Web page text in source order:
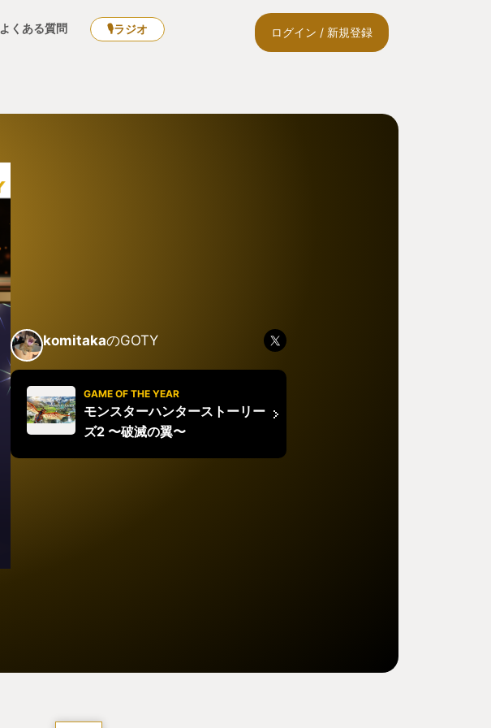
よくある質問 🎙ラジオ ログイン / 新規登録
komitakaのGOTY
GAME OF THE YEAR
モンスターハンターストーリー
ズ2 〜破滅の翼〜